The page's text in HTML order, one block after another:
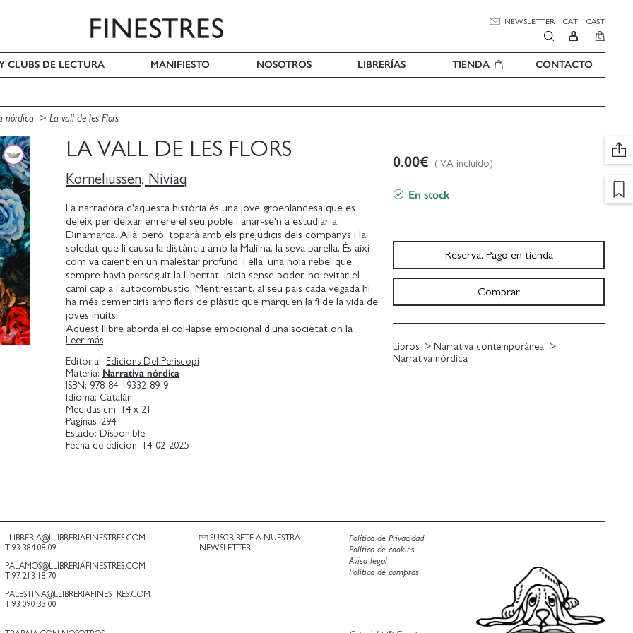
NEWSLETTER CAT CAST
0
CLUBS DE LECTURA MANIFIESTO NOSOTROS LIBRERÍAS TIENDA CONTACTO
nórdica La vall de les Flors
LA VALL DE LES FLORS
Korneliussen, Niviaq
La narradora d'aquesta història és una jove groenlandesa que es
deleix per deixar enrere el seu poble i anar-se'n a estudiar a
Dinamarca. Allà, però, toparà amb els prejudicis dels companys i la
soledat que li causa la distància amb la Maliina, la seva parella. És així
com va caient en un malestar profund, i ella, una noia rebel que
sempre havia perseguit la llibertat, inicia sense poder-ho evitar el
camí cap a l'autocombustió. Mentrestant, al seu país cada vegada hi
ha més cementiris amb flors de plàstic que marquen la fi de la vida de
joves inuits.
Aquest llibre aborda el col-lapse emocional d'una societat on la
mort s'amaga sota el silenci de lesfamílies i les institucions.
Implacable, ens mostra la duresa del pas cap a la vida adulta i el
poder d'un amor radical que ho arrossega tot.
Leer más
Editorial: Edicions Del Periscopi
Materia: Narrativa nórdica
ISBN: 978-84-19332-89-9
Idioma: Catalán
Medidas cm: 14 x 21
Páginas: 294
Estado: Disponible
Fecha de edición: 14-02-2025
0.00€ (IVA incluido)
En stock
Reserva. Pago en tienda
Comprar
Libros
Narrativa contemporánea
Narrativa nórdica
LLIBRERIA@LLIBRERIAFINESTRES.COM
T.93 384 08 09
PALAMOS@LLIBRERIAFINESTRES.COM
T.97 213 18 70
PALESTINA@LLIBRERIAFINESTRES.COM
T.93 090 33 00
SUSCRÍBETE A NUESTRA
NEWSLETTER
Política de Privacidad
Política de cookies
Aviso legal
Política de compras